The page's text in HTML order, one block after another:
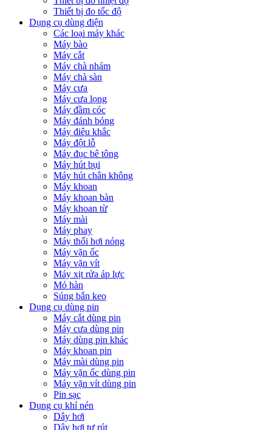
Thiết bị đo tốc độ
Dụng cụ dùng điện
Các loại máy khác
Máy bào
Máy cắt
Máy chà nhám
Máy chà sàn
Máy cưa
Máy cưa lọng
Máy đầm cóc
Máy đánh bóng
Máy điêu khắc
Máy đột lỗ
Máy đục bê tông
Máy hút bụi
Máy hút chân không
Máy khoan
Máy khoan bàn
Máy khoan từ
Máy mài
Máy phay
Máy thổi hơi nóng
Máy vặn ốc
Máy vặn vít
Máy xịt rửa áp lực
Mỏ hàn
Súng bắn keo
Dụng cụ dùng pin
Máy cắt dùng pin
Máy cưa dùng pin
Máy dùng pin khác
Máy khoan pin
Máy mài dùng pin
Máy vặn ốc dùng pin
Máy vặn vít dùng pin
Pin sạc
Dụng cụ khí nén
Dây hơi
Dây hơi tự rút